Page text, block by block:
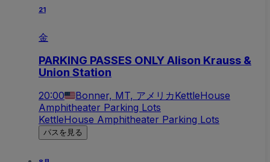
21
金
PARKING PASSES ONLY Alison Krauss &
Union Station
20:00 Bonner, MT, アメリカKettleHouse
Amphitheater Parking Lots
KettleHouse Amphitheater Parking Lots
パスを見る